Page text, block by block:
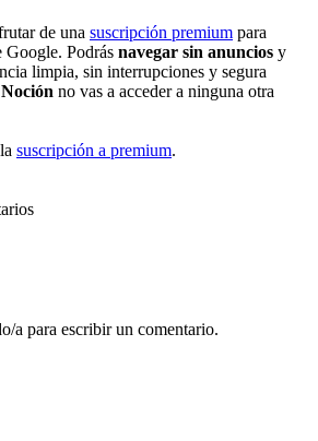
de una suscripción premium para
Google. Podrás navegar sin anuncios y
limpia, sin interrupciones y segura
no vas a acceder a ninguna otra
suscripción a premium.
a para escribir un comentario.